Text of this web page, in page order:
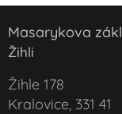
Masarykova
Žihli
Žihle 178
Kralovice, 331 41